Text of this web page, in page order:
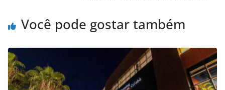
Você pode gostar também